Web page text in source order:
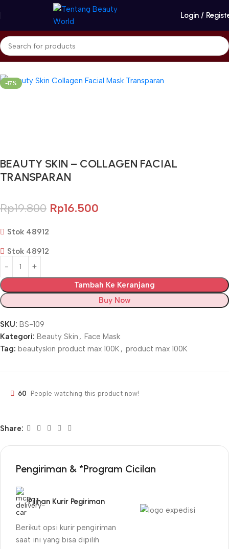
Login /
Beranda Beauty Skin Face Mask
-17%
BEAUTY SKIN – COLLAGEN FACIAL
TRANSPARAN
Rp19.800 Rp16.500
Stok 48912
Stok 48912
Tambah Ke Keranjang
Buy Now
SKU: BS-109
Kategori: Beauty Skin , Face Mask
Tag: beautyskin product max 100K , product max 100K
60 People watching this product now!
Share:
Pengiriman & *Program Cicilan
Pilihan Kurir Pegiriman
Berikut opsi kurir pengiriman
saat ini yang bisa dipilih